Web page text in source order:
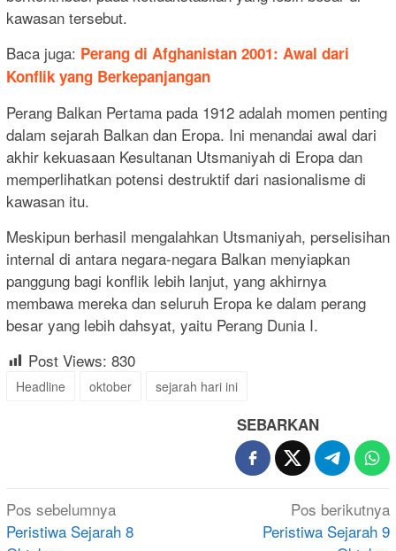
kawasan tersebut.
Baca juga: Perang di Afghanistan 2001: Awal dari
Konflik yang Berkepanjangan
Perang Balkan Pertama pada 1912 adalah momen penting
dalam sejarah Balkan dan Eropa. Ini menandai awal dari
akhir kekuasaan Kesultanan Utsmaniyah di Eropa dan
memperlihatkan potensi destruktif dari nasionalisme di
kawasan itu.
Meskipun berhasil mengalahkan Utsmaniyah, perselisihan
internal di antara negara-negara Balkan menyiapkan
panggung bagi konflik lebih lanjut, yang akhirnya
membawa mereka dan seluruh Eropa ke dalam perang
besar yang lebih dahsyat, yaitu Perang Dunia I.
Post Views: 830
Headline oktober sejarah hari ini
SEBARKAN
Navigasi
pos
Pos sebelumnya
Peristiwa Sejarah 8
Pos berikutnya
Peristiwa Sejarah 9